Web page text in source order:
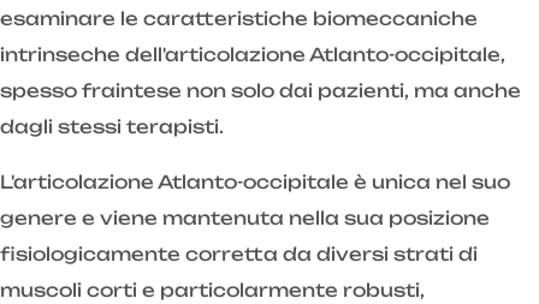
esaminare le caratteristiche biomeccaniche
intrinseche dell'articolazione Atlanto-occipitale,
spesso fraintese non solo dai pazienti, ma anche
dagli stessi terapisti.
L'articolazione Atlanto-occipitale è unica nel suo
genere e viene mantenuta nella sua posizione
fisiologicamente corretta da diversi strati di
muscoli corti e particolarmente robusti,